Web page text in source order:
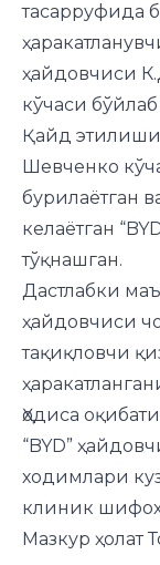
тасарруфида
ҳайдовчиси
кўчаси
Қайд
Шевченко
бурилаётган
келаётган
тўқнашган.
Дастлабки
ҳайдовчиси
тақиқловчи
Ҳодиса
“BYD”
ходимлари
клиник
Мазкур ҳолат